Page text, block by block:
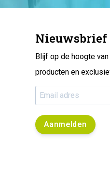
Nieuwsbrief
Blijf op de hoogte
producten en
Aanmelden